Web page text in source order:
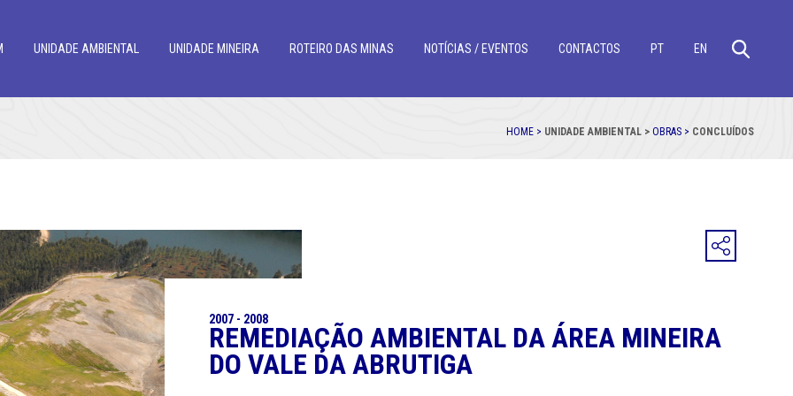
UNIDADE AMBIENTAL UNIDADE MINEIRA ROTEIRO DAS MINAS NOTÍCIAS / EVENTOS CONTACTOS PT EN
HOME > UNIDADE AMBIENTAL > OBRAS > CONCLUÍDOS
2007 - 2008
REMEDIAÇÃO AMBIENTAL DA ÁREA MINEIRA
DO VALE DA ABRUTIGA